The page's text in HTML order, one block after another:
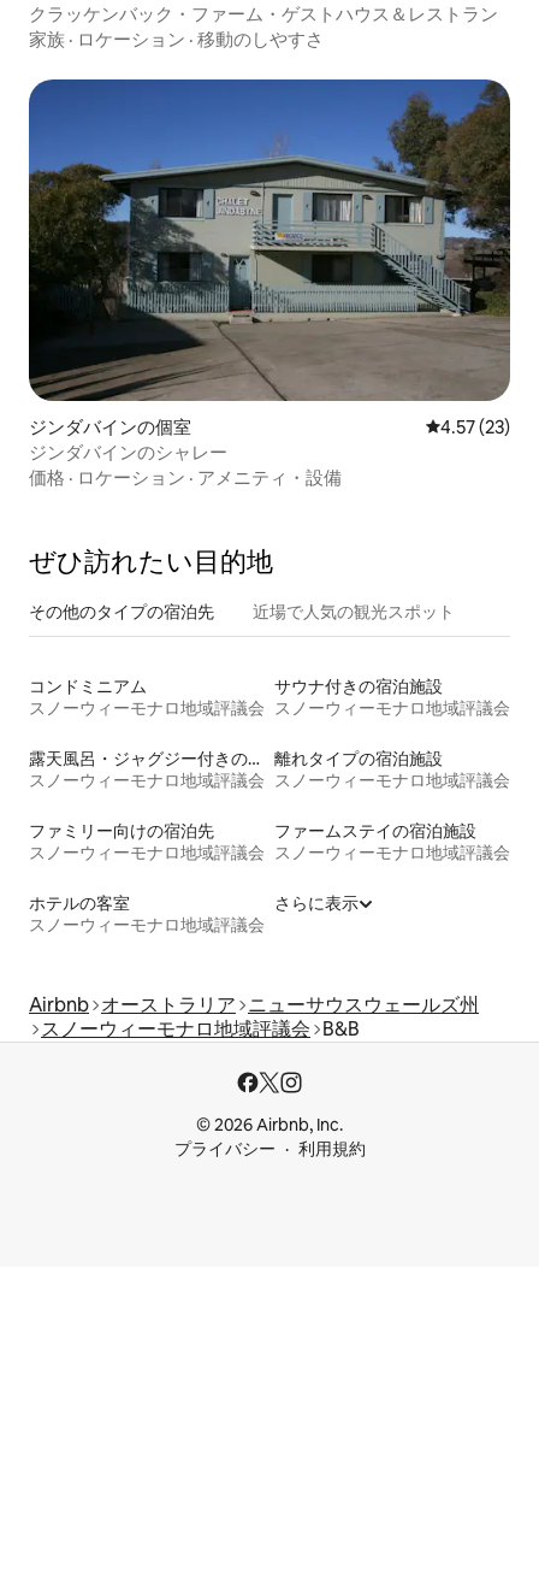
クラッケンバック・ファーム・ゲストハウス＆レストラン
家族 · ロケーション · 移動のしやすさ
ジンダバインの個室 レビュー23
4.57 (23)
ジンダバインのシャレー
価格 · ロケーション · アメニティ・設備
ぜひ訪⁠れ⁠た⁠い目⁠的⁠地
その他のタ⁠イ⁠プ⁠の宿⁠泊⁠先 近場で人気の観光スポット
コンドミニアム
スノーウィーモナロ地域評議会
サウナ付きの宿泊施設
スノーウィーモナロ地域評議会
露天風呂・ジャグジー付きの宿泊施設
スノーウィーモナロ地域評議会
離れタイプの宿泊施設
スノーウィーモナロ地域評議会
ファミリー向けの宿泊先
スノーウィーモナロ地域評議会
ファームステイの宿泊施設
スノーウィーモナロ地域評議会
ホテルの客室
スノーウィーモナロ地域評議会
さらに表示
Airbnb オーストラリア ニューサウスウェールズ州
スノーウィーモナロ地域評議会 B&B
© 2026 Airbnb, Inc.
プライバシー
利用規約